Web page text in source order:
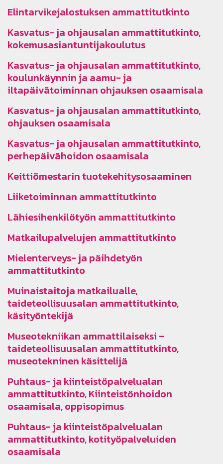
Elintarvikejalostuksen ammattitutkinto
Kasvatus- ja ohjausalan ammattitutkinto,
kokemusasiantuntijakoulutus
Kasvatus- ja ohjausalan ammattitutkinto,
koulunkäynnin ja aamu- ja
iltapäivätoiminnan ohjauksen osaamisala
Kasvatus- ja ohjausalan ammattitutkinto,
ohjauksen osaamisala
Kasvatus- ja ohjausalan ammattitutkinto,
perhepäivähoidon osaamisala
Keittiömestarin tuotekehitysosaaminen
Liiketoiminnan ammattitutkinto
Lähiesihenkilötyön ammattitutkinto
Matkailupalvelujen ammattitutkinto
Mielenterveys- ja päihdetyön
ammattitutkinto
Muinaistaitoja matkailualle,
taideteollisuusalan ammattitutkinto,
käsityöntekijä
Museotekniikan ammattilaiseksi –
taideteollisuusalan ammattitutkinto,
museotekninen käsittelijä
Puhtaus- ja kiinteistöpalvelualan
ammattitutkinto, Kiinteistönhoidon
osaamisala, oppisopimus
Puhtaus- ja kiinteistöpalvelualan
ammattitutkinto, kotityöpalveluiden
osaamisala